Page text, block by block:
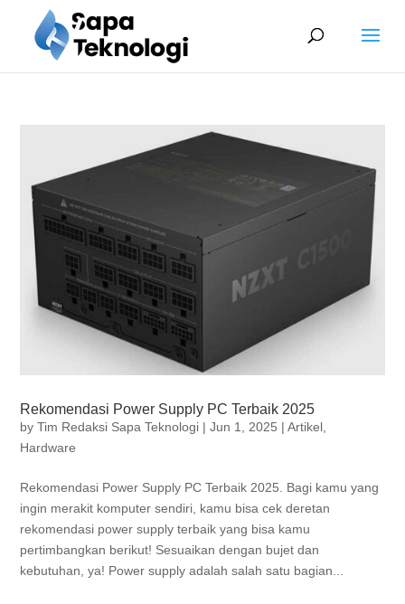
Rekomendasi Power Supply PC Terbaik 2025
byTim Redaksi Sapa Teknologi |Jun 1, 2025 |Artikel
Hardware
Rekomendasi Power Supply PC Terbaik 2025. Bagi kamu yang
ingin merakit komputer sendiri, kamu bisa cek deretan
rekomendasi power supply terbaik yang bisa kamu
pertimbangkan berikut! Sesuaikan dengan bujet dan
kebutuhan, ya! Power supply adalah salah satu bagian...